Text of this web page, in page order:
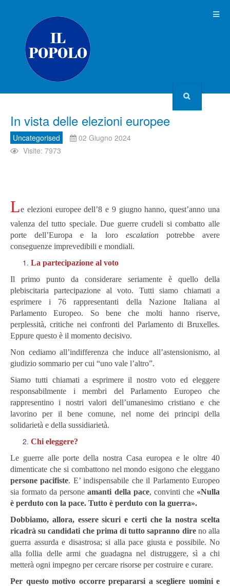
In vista delle elezioni europee
Uncategorised
02 Giugno 2024
Visite: 7973
Le elezioni europee dell’8 e 9 giugno hanno, quest’anno una
valenza del tutto speciale. Due guerre crudeli si combatto alle
porte dell’Europa e la loro escalationpotrebbe avere
conseguenze imprevedibili e mondiali.
La partecipazione al voto
Il primo punto da considerare seriamente è quello della
plebiscitaria partecipazione al voto. Tutti siamo chiamati a
esprimere i 76 rappresentanti della Nazione Italiana al
Parlamento Europeo. So bene che molti hanno riserve,
perplessità, critiche nei confronti del Parlamento di Bruxelles.
Eppure questo è il momento decisivo.
Non cediamo all’indifferenza che induce all’astensionismo, al
giudizio sommario per cui “uno vale l’altro”.
Siamo tutti chiamati a esprimere il nostro voto ed eleggere
responsabilmente i membri del Parlamento Europeo che
rappresentino i nostri valori dell’umanesimo cristiano e che
lavorino per il bene comune, nel nome dei principi della
solidarietà e della sussidiarietà.
Chi eleggere?
Le guerre alle porte della nostra Casa europea e le oltre 40
dimenticate che si combattono nel mondo esigono che eleggano
persone pacifiste. E’ indispensabile che il Parlamento Europeo
sia formato da personeamanti della pace, convinti che «Nulla
è perduto con la pace. Tutto è perduto con la guerra».
Dobbiamo, allora, essere sicuri e certi che la nostra scelta
ricadrà su candidati che prima di tutto sapranno dire no alla
guerra assurda e disastrosa; si alla pace giusta e possibile. No
alla follia delle armi che guadagna nel distruggere, sì a chi
metterà ogni impegno per cercare risorse per costruire e curare.
Per questo motivo occorre prepararsi a scegliere uomini e